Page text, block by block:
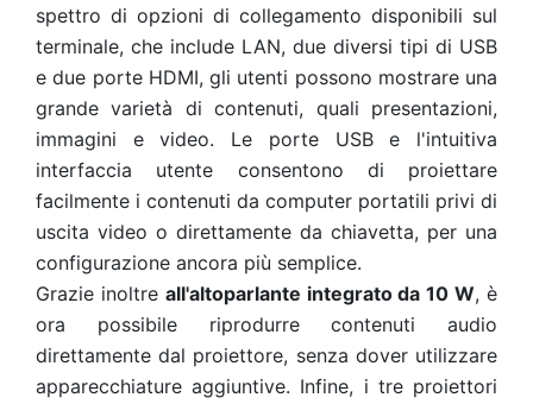
spettro di opzioni di collegamento disponibili sul
terminale, che include LAN, due diversi tipi di USB
e due porte HDMI, gli utenti possono mostrare una
grande varietà di contenuti, quali presentazioni,
immagini e video. Le porte USB e l'intuitiva
interfaccia utente consentono di proiettare
facilmente i contenuti da computer portatili privi di
uscita video o direttamente da chiavetta, per una
configurazione ancora più semplice.
Grazie inoltre all'altoparlante integrato da 10 W, è
ora possibile riprodurre contenuti audio
direttamente dal proiettore, senza dover utilizzare
apparecchiature aggiuntive. Infine, i tre proiettori